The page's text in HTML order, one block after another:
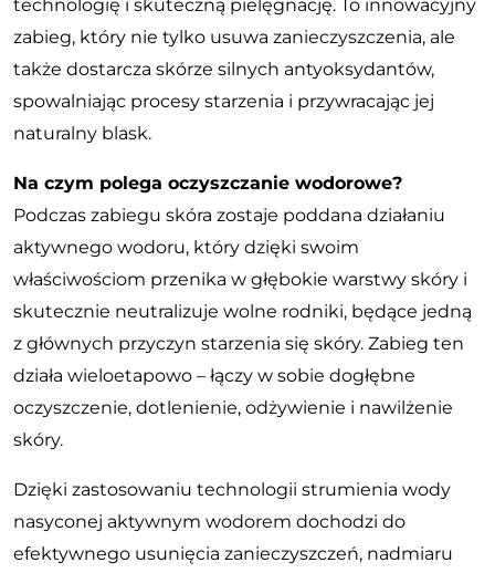
technologię i skuteczną pielęgnację. To innowacyjny
zabieg, który nie tylko usuwa zanieczyszczenia, ale
także dostarcza skórze silnych antyoksydantów,
spowalniając procesy starzenia i przywracając jej
naturalny blask.
Na czym polega oczyszczanie wodorowe?
Podczas zabiegu skóra zostaje poddana działaniu
aktywnego wodoru, który dzięki swoim
właściwościom przenika w głębokie warstwy skóry i
skutecznie neutralizuje wolne rodniki, będące jedną
z głównych przyczyn starzenia się skóry. Zabieg ten
działa wieloetapowo – łączy w sobie dogłębne
oczyszczenie, dotlenienie, odżywienie i nawilżenie
skóry.
Dzięki zastosowaniu technologii strumienia wody
nasyconej aktywnym wodorem dochodzi do
efektywnego usunięcia zanieczyszczeń, nadmiaru